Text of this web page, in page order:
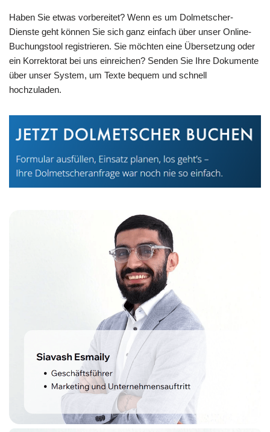
Haben Sie etwas vorbereitet? Wenn es um Dolmetscher-
Dienste geht können Sie sich ganz einfach über unser Online-
Buchungstool registrieren. Sie möchten eine Übersetzung oder
ein Korrektorat bei uns einreichen? Senden Sie Ihre Dokumente
über unser System, um Texte bequem und schnell
hochzuladen.